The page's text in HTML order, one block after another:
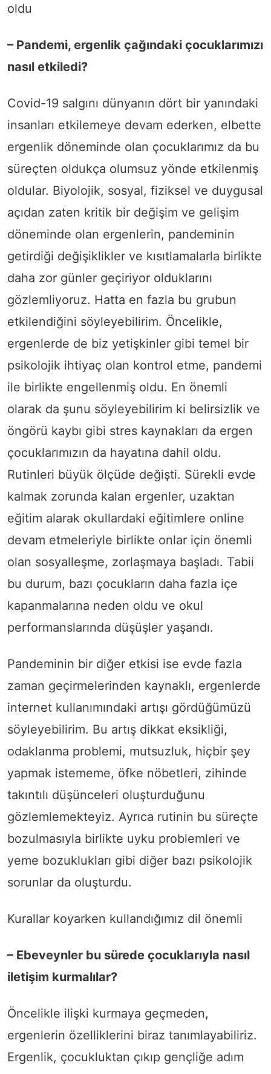
oldu
– Pandemi, ergenlik çağındaki çocuklarımızı
nasıl etkiledi?
Covid-19 salgını dünyanın dört bir yanındaki
insanları etkilemeye devam ederken, elbette
ergenlik döneminde olan çocuklarımız da bu
süreçten oldukça olumsuz yönde etkilenmiş
oldular. Biyolojik, sosyal, fiziksel ve duygusal
açıdan zaten kritik bir değişim ve gelişim
döneminde olan ergenlerin, pandeminin
getirdiği değişiklikler ve kısıtlamalarla birlikte
daha zor günler geçiriyor olduklarını
gözlemliyoruz. Hatta en fazla bu grubun
etkilendiğini söyleyebilirim. Öncelikle,
ergenlerde de biz yetişkinler gibi temel bir
psikolojik ihtiyaç olan kontrol etme, pandemi
ile birlikte engellenmiş oldu. En önemli
olarak da şunu söyleyebilirim ki belirsizlik ve
öngörü kaybı gibi stres kaynakları da ergen
çocuklarımızın da hayatına dahil oldu.
Rutinleri büyük ölçüde değişti. Sürekli evde
kalmak zorunda kalan ergenler, uzaktan
eğitim alarak okullardaki eğitimlere online
devam etmeleriyle birlikte onlar için önemli
olan sosyalleşme, zorlaşmaya başladı. Tabii
bu durum, bazı çocukların daha fazla içe
kapanmalarına neden oldu ve okul
performanslarında düşüşler yaşandı.
Pandeminin bir diğer etkisi ise evde fazla
zaman geçirmelerinden kaynaklı, ergenlerde
internet kullanımındaki artışı gördüğümüzü
söyleyebilirim. Bu artış dikkat eksikliği,
odaklanma problemi, mutsuzluk, hiçbir şey
yapmak istememe, öfke nöbetleri, zihinde
takıntılı düşünceleri oluşturduğunu
gözlemlemekteyiz. Ayrıca rutinin bu süreçte
bozulmasıyla birlikte uyku problemleri ve
yeme bozuklukları gibi diğer bazı psikolojik
sorunlar da oluşturdu.
Kurallar koyarken kullandığımız dil önemli
– Ebeveynler bu sürede çocuklarıyla nasıl
iletişim kurmalılar?
Öncelikle ilişki kurmaya geçmeden,
ergenlerin özelliklerini biraz tanımlayabiliriz.
Ergenlik, çocukluktan çıkıp gençliğe adım